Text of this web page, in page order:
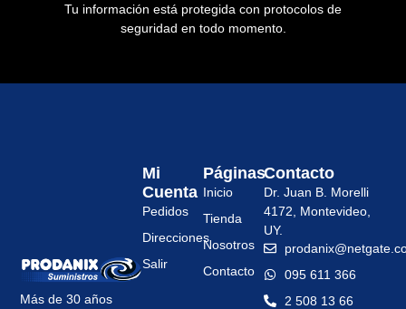
Tu información está protegida con protocolos de
seguridad en todo momento.
Más de 30 años
Páginas
Inicio
Tienda
Nosotros
Contacto
Mi
Cuenta
Pedidos
Direcciones
Salir
Contacto
Dr. Juan B. Morelli
4172, Montevideo,
UY.
095 611 366
2 508 13 66